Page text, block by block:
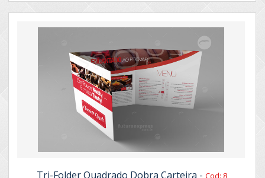
Tri-Folder Quadrado Dobra Carteira -Cod: 8